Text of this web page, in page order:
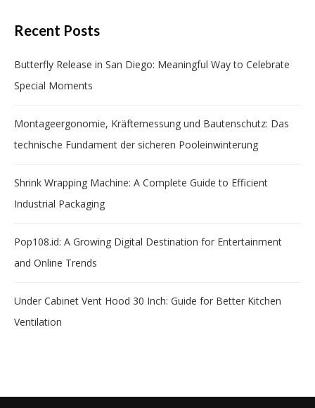
Recent Posts
Butterfly Release in San Diego: Meaningful Way to Celebrate
Special Moments
Montageergonomie, Kräftemessung und Bautenschutz: Das
technische Fundament der sicheren Pooleinwinterung
Shrink Wrapping Machine: A Complete Guide to Efficient
Industrial Packaging
Pop108.id: A Growing Digital Destination for Entertainment
and Online Trends
Under Cabinet Vent Hood 30 Inch: Guide for Better Kitchen
Ventilation